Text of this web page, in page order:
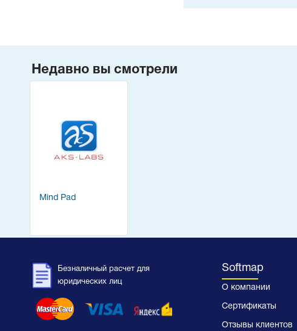
Недавно вы смотрели
Mind Pad
Безналичный расчет для
юридических лиц
Softmap
О компании
Сертификаты
Отзывы клиентов